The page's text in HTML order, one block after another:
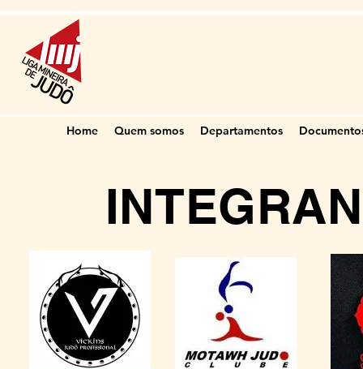
Home Quem somos Departamentos